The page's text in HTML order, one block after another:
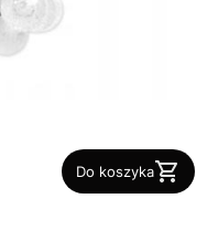
Do koszyka